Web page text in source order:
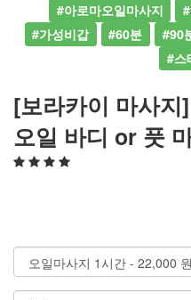
#아로마오일마사지
#가성비갑
#60분 #90
#스
[보라카이 마사
오일 바디 or 풋